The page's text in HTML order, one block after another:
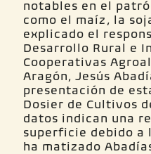
notables en el
como el maíz, la
explicado el
Desarrollo Rural e
Cooperativas
Aragón, Jesús
presentación de
Dosier de Cultivos
datos indican una
superficie debido a
ha matizado